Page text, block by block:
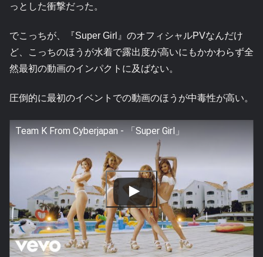
っとした衝撃だった。
でこっちが、『Super Girl』のオフィシャルPVなんだけ
ど、こっちのほうが水着で露出度が高いにもかかわらず全
然最初の動画のインパクトに及ばない。
圧倒的に最初のイベントでの動画のほうが中毒性が高い。
Team K From Cyberjapan - 「Super Girl」